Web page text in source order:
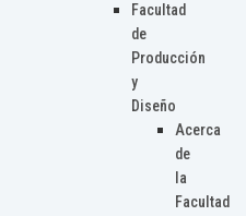
Facultad
de
Producción
y
Diseño
Acerca
de
la
Facultad